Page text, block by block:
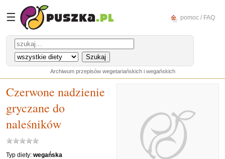
☰ pomoc / FAQ
Archiwum przepisów wegetariańskich i wegańskich
Czerwone nadzienie
gryczane do
naleśników
Typ diety: wegańska